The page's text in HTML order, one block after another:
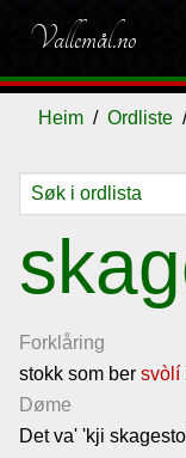
Vallemål.no
Heim Ordliste
Forklåring
stokk som ber svòlí
Døme
Det va' 'kji
Ordliste
Om
vallemålet
Gjestebok